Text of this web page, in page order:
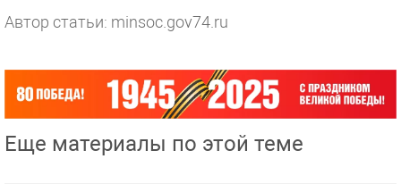
Автор статьи: minsoc.gov74.ru
Еще материалы по этой теме